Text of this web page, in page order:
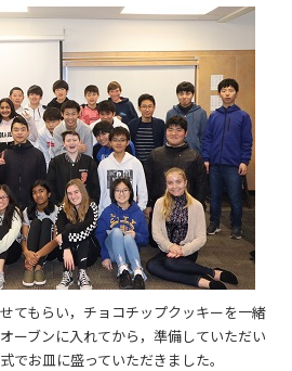
てもらい，チョコチップクッキーを一緒
ーブンに入れてから，準備していただい
でお皿に盛っていただきました。